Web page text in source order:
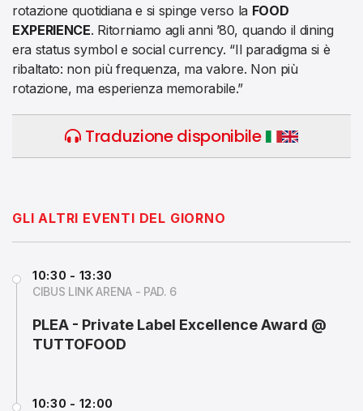
rotazione quotidiana e si spinge verso la FOOD
EXPERIENCE. Ritorniamo agli anni ’80, quando il dining
era status symbol e social currency. “Il paradigma si è
ribaltato: non più frequenza, ma valore. Non più
rotazione, ma esperienza memorabile.”
Traduzione disponibile
GLI ALTRI EVENTI DEL GIORNO
10:30 - 13:30
CIBUS LINK ARENA - PAD. 6
PLEA - Private Label Excellence Award @
TUTTOFOOD
10:30 - 12:00